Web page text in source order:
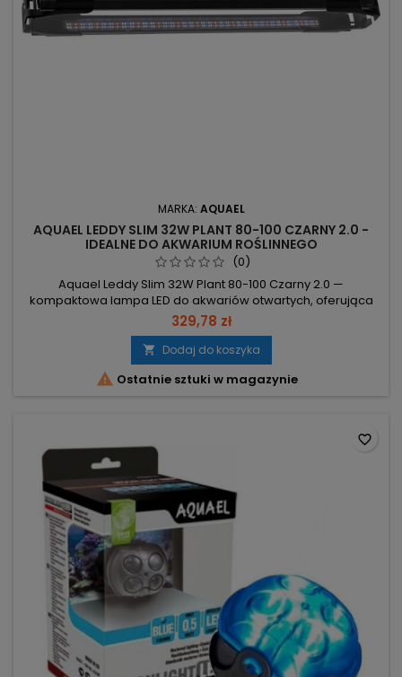
MARKA: AQUAEL
AQUAEL LEDDY SLIM 32W PLANT 80-100 CZARNY 2.0 -
IDEALNE DO AKWARIUM ROŚLINNEGO
(0)
Aquael Leddy Slim 32W Plant 80-100 Czarny 2.0 —
kompaktowa lampa LED do akwariów otwartych, oferująca
wydajne oświetlenie i dłuższą żywotność dzięki systemowi
autoregeneracji. Zakres akwarium 80–100 cm – rozsuwane
wsporniki pasują do standardowych i niestandardowych
zbiorników. Moc 32W – efektywne światło przy niższym
zużyciu energii niż świetlówki....
329,78 zł
 Dodaj do koszyka
 Ostatnie sztuki w magazynie
favorite_border